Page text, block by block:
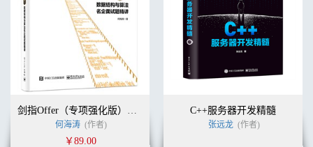
何海涛 (作者)
￥89.00
C++服务器开发精髓
张远龙 (作者)